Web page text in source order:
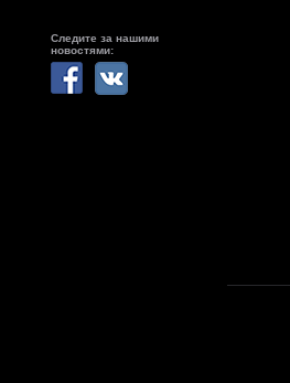
Следите за нашими
новостями: